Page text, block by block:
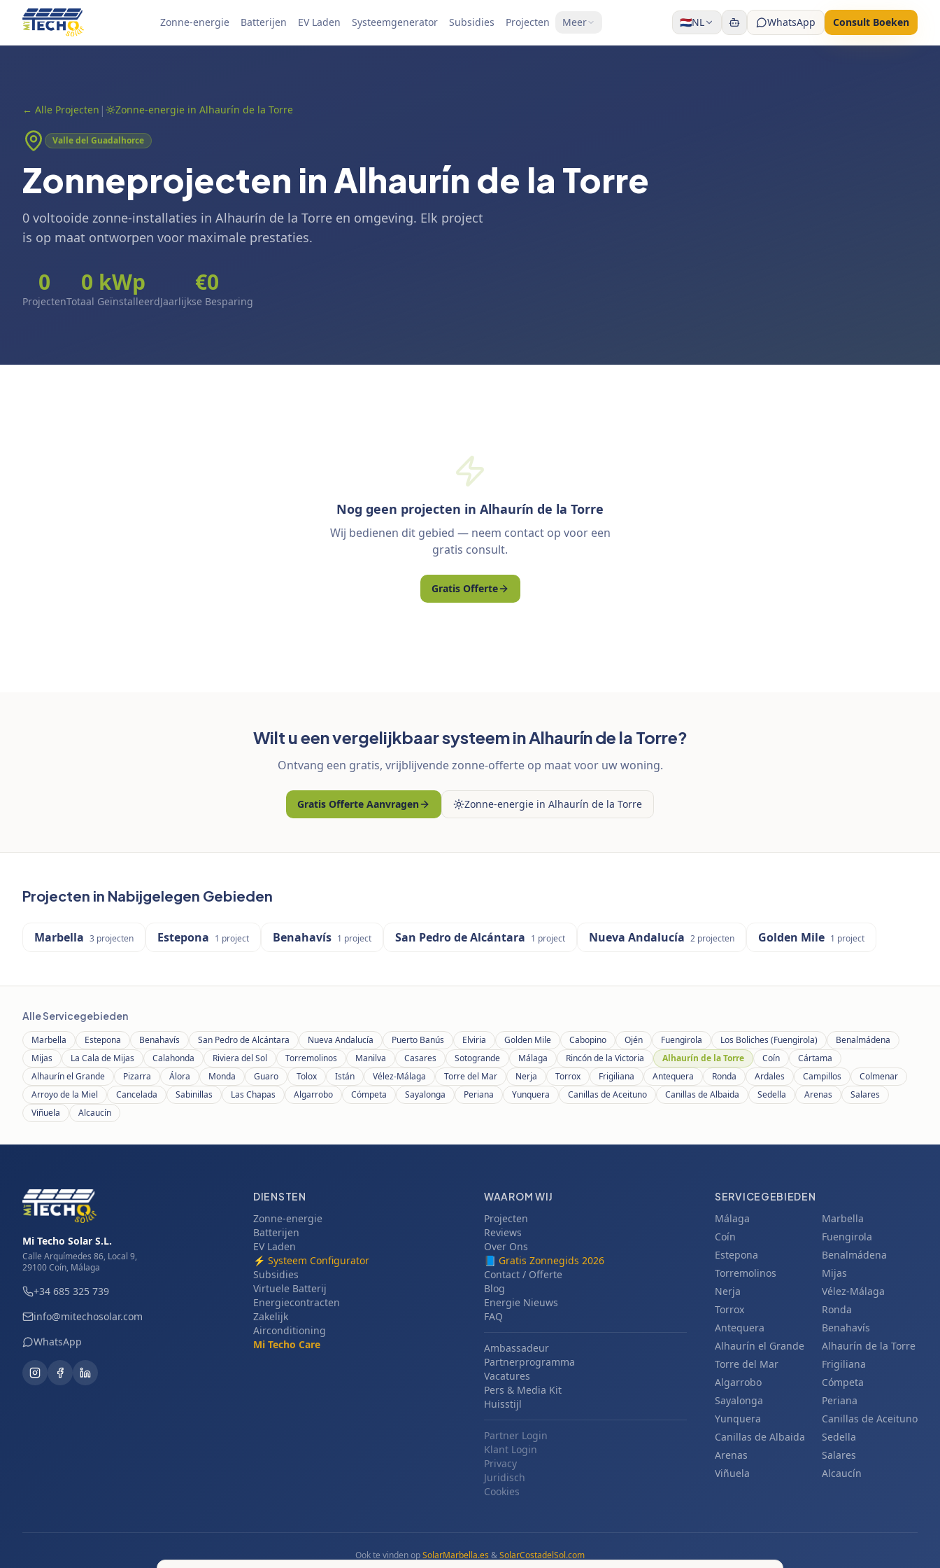
Skip to content
Zonne-energie Batterijen EV Laden Systeemgenerator Subsidies Projecten Meer 🇳🇱NL WhatsApp Consult Boeken
← Alle Projecten | Zonne-energie in Alhaurín de la Torre
Valle del Guadalhorce
Zonneprojecten in Alhaurín de la Torre
0 voltooide zonne-installaties in Alhaurín de la Torre en omgeving. Elk project
is op maat ontworpen voor maximale prestaties.
0
Projecten
0 kWp
Totaal Geïnstalleerd
€0
Jaarlijkse Besparing
Nog geen projecten in Alhaurín de la Torre
Wij bedienen dit gebied — neem contact op voor een
gratis consult.
Gratis Offerte
Wilt u een vergelijkbaar systeem in Alhaurín de la Torre?
Ontvang een gratis, vrijblijvende zonne-offerte op maat voor uw woning.
Gratis Offerte Aanvragen Zonne-energie in Alhaurín de la Torre
Projecten in Nabijgelegen Gebieden
Marbella 3 projecten Estepona 1 project Benahavís 1 project San Pedro de Alcántara 1 project Nueva Andalucía 2 projecten Golden Mile 1 project
Alle Servicegebieden
Marbella Estepona Benahavís San Pedro de Alcántara Nueva Andalucía Puerto Banús Elviria Golden Mile Cabopino Ojén Fuengirola Los Boliches (Fuengirola)
Benalmádena
Mijas
La Cala de Mijas Calahonda Riviera del Sol Torremolinos Manilva Casares Sotogrande Málaga Rincón de la Victoria Alhaurín de la Torre Coín
Cártama
Alhaurín el Grande
Pizarra Álora Monda Guaro Tolox Istán Vélez-Málaga Torre del Mar Nerja Torrox Frigiliana Antequera Ronda Ardales Campillos
Colmenar
Arroyo de la Miel
Cancelada Sabinillas Las Chapas Algarrobo Cómpeta Sayalonga Periana Yunquera Canillas de Aceituno Canillas de Albaida Sedella Arenas
Salares
Viñuela
Alcaucín
Mi Techo Solar S.L.
Calle Arquímedes 86, Local 9,
29100 Coín, Málaga
+34 685 325 739
info@mitechosolar.com
WhatsApp
DIENSTEN
Zonne-energie
Batterijen
EV Laden
⚡ Systeem Configurator
Subsidies
Virtuele Batterij
Energiecontracten
Zakelijk
Airconditioning
Mi Techo Care
WAAROM WIJ
Projecten
Reviews
Over Ons
📘 Gratis Zonnegids 2026
Contact / Offerte
Blog
Energie Nieuws
FAQ
Ambassadeur
Partnerprogramma
Vacatures
Pers & Media Kit
Huisstijl
Partner Login
Klant Login
Privacy
Juridisch
Cookies
SERVICEGEBIEDEN
Málaga
Marbella
Coín
Fuengirola
Estepona
Benalmádena
Torremolinos
Mijas
Nerja
Vélez-Málaga
Torrox
Ronda
Antequera
Benahavís
Alhaurín el Grande
Alhaurín de la Torre
Torre del Mar
Frigiliana
Algarrobo
Cómpeta
Sayalonga
Periana
Yunquera
Canillas de Aceituno
Canillas de Albaida
Sedella
Arenas
Salares
Viñuela
Alcaucín
Ook te vinden opSolarMarbella.es &SolarCostadelSol.com